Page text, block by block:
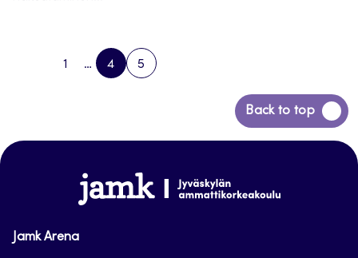
PAGE
1
…
PAGE
4
PAGE
5
Back to top
Siirry
takaisin
www.jamk.fi
Jamk Arena